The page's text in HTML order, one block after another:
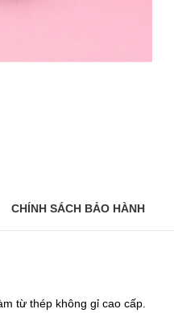
CHÍNH SÁCH BẢO HÀNH
từ thép không gỉ cao cấp.